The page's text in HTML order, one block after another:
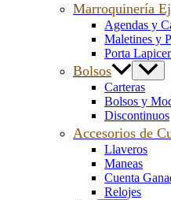
Marroquinería
Agendas y
Maletines y
Porta
Bolsos
Carteras
Bolsos y
Discontinuos
Accesorios de
Llaveros
Maneas
Cuenta
Relojes